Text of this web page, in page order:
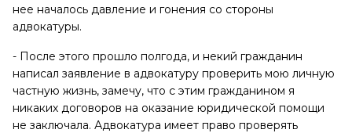
нее началось давление и гонения со стороны
адвокатуры.
- После этого прошло полгода, и некий гражданин
написал заявление в адвокатуру проверить мою личную
частную жизнь, замечу, что с этим гражданином я
никаких договоров на оказание юридической помощи
не заключала. Адвокатура имеет право проверять